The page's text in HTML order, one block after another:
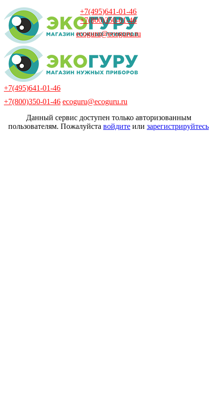
+7(495)641-01-46
+7(800)350-01-46
ecoguru@ecoguru.ru
+7(495)641-01-46
+7(800)350-01-46 ecoguru@ecoguru.ru
Данный сервис доступен только авторизованным
пользователям. Пожалуйста войдите или зарегистрируйтесь